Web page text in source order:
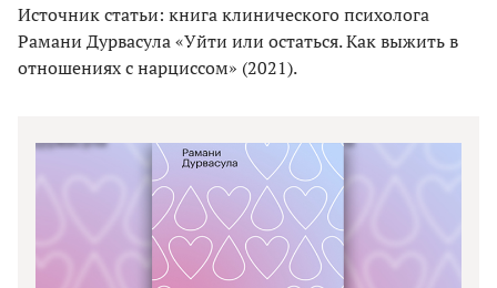
Источник статьи: книга клинического психолога
Рамани Дурвасула «Уйти или остаться. Как выжить в
отношениях с нарциссом» (2021).